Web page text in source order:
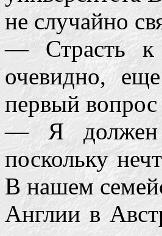
не случайно
— Страсть к
очевидно,
первый
— Я должен
поскольку
В нашем
Англии в